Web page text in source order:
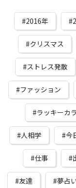
2016年
クリスマス
ストレス発散
ファッション
ラッキーカ
人相学 今
仕事
友達 夢占